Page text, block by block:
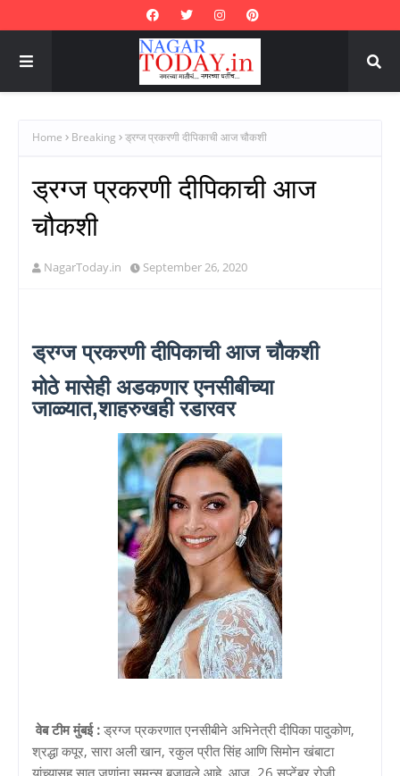
Home Breaking ड्रग्ज प्रकरणी दीपिकाची आज चौकशी
ड्रग्ज प्रकरणी दीपिकाची आज
चौकशी
NagarToday.in September 26, 2020
ड्रग्ज प्रकरणी दीपिकाची आजचौकशी
मोठे मासेही अडकणार एनसीबीच्या
जाळ्यात,शाहरुखही रडारवर
वेब टीम मुंबई : ड्रग्ज प्रकरणात एनसीबीने अभिनेत्री दीपिका पादुकोण,
श्रद्धा कपूर, सारा अली खान, रकुल प्रीत सिंह आणि सिमोन खंबाटा
यांच्यासह सात जणांना समन्स बजावले आहे. आज, 26 सप्टेंबर रोजी